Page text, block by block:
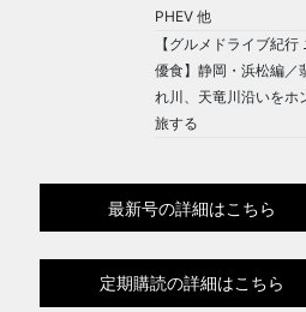
PHEV 他
【グルメドライブ紀行
優食】静岡・浜松編／
れ川、天竜川沿いをホ
旅する
最新号の詳細はこちら
定期購読の詳細はこちら